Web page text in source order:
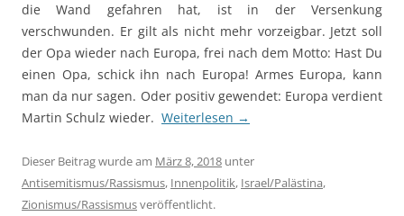
die Wand gefahren hat, ist in der Versenkung
verschwunden. Er gilt als nicht mehr vorzeigbar. Jetzt soll
der Opa wieder nach Europa, frei nach dem Motto: Hast Du
einen Opa, schick ihn nach Europa! Armes Europa, kann
man da nur sagen. Oder positiv gewendet: Europa verdient
Martin Schulz wieder. Weiterlesen →
Dieser Beitrag wurde am März 8, 2018 unter
Antisemitismus/Rassismus, Innenpolitik, Israel/Palästina,
Zionismus/Rassismusveröffentlicht.